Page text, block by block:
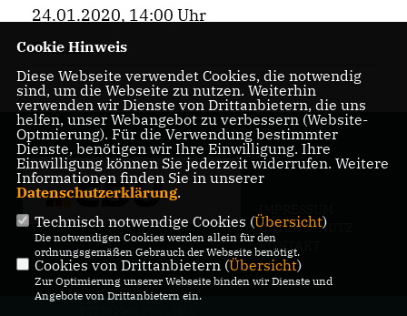
24.01.2020, 14:00 Uhr
Bezirk
DATENSCHUTZ
KONTAKT
Cookie Hinweis
Diese Webseite verwendet Cookies, die notwendig
sind, um die Webseite zu nutzen. Weiterhin
verwenden wir Dienste von Drittanbietern, die uns
helfen, unser Webangebot zu verbessern (Website-
Optmierung). Für die Verwendung bestimmter
Dienste, benötigen wir Ihre Einwilligung. Ihre
Einwilligung können Sie jederzeit widerrufen. Weitere
Informationen finden Sie in unserer
Datenschutzerklärung.
Technisch notwendige Cookies (Übersicht)
Die notwendigen Cookies werden allein für den
ordnungsgemäßen Gebrauch der Webseite benötigt.
Cookies von Drittanbietern (Übersicht)
Zur Optimierung unserer Webseite binden wir Dienste und
Angebote von Drittanbietern ein.